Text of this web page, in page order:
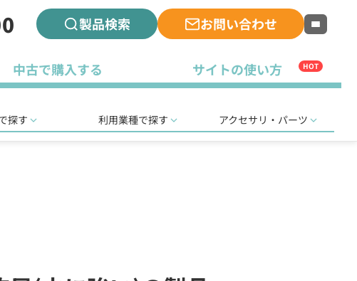
製品検索 お問い合わせ
中古で購入する サイトの使い方 HOT
探す 利用業種で探す アクセサリ・パーツ